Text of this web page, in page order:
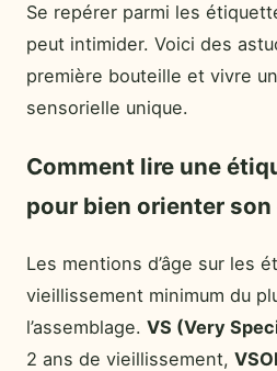
Se repérer parmi les
peut intimider. Voici des
première bouteille et vivre
sensorielle unique.
Comment lire une
pour bien orienter son
Les mentions d’âge sur les
vieillissement minimum du
l’assemblage. VS (Very
2 ans de vieillissement,